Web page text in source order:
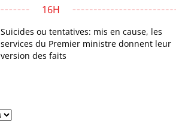
16H
Suicides ou tentatives: mis en cause, les
services du Premier ministre donnent leur
version des faits